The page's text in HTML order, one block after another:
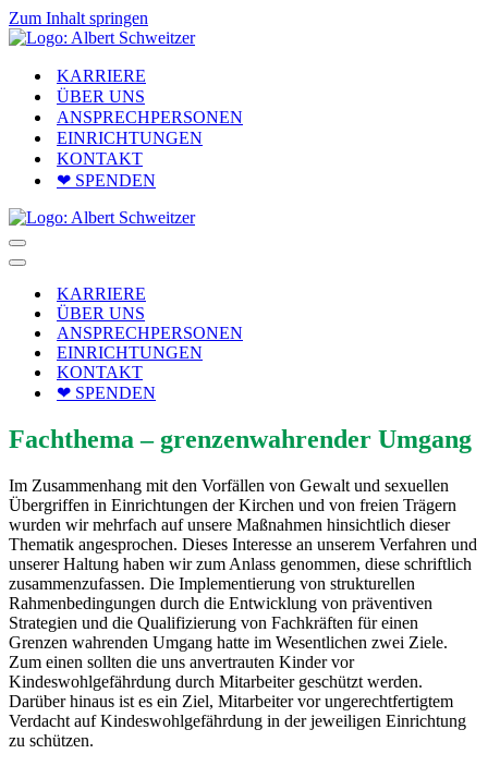
Zum Inhalt springen
KARRIERE
ÜBER UNS
ANSPRECHPERSONEN
EINRICHTUNGEN
KONTAKT
❤ SPENDEN
Navigationsmenü
Navigationsmenü
KARRIERE
ÜBER UNS
ANSPRECHPERSONEN
EINRICHTUNGEN
KONTAKT
❤ SPENDEN
Fachthema – grenzenwahrender Umgang
Im Zusammenhang mit den Vorfällen von Gewalt und sexuellen
Übergriffen in Einrichtungen der Kirchen und von freien Trägern
wurden wir mehrfach auf unsere Maßnahmen hinsichtlich dieser
Thematik angesprochen. Dieses Interesse an unserem Verfahren und
unserer Haltung haben wir zum Anlass genommen, diese schriftlich
zusammenzufassen. Die Implementierung von strukturellen
Rahmenbedingungen durch die Entwicklung von präventiven
Strategien und die Qualifizierung von Fachkräften für einen
Grenzen wahrenden Umgang hatte im Wesentlichen zwei Ziele.
Zum einen sollten die uns anvertrauten Kinder vor
Kindeswohlgefährdung durch Mitarbeiter geschützt werden.
Darüber hinaus ist es ein Ziel, Mitarbeiter vor ungerechtfertigtem
Verdacht auf Kindeswohlgefährdung in der jeweiligen Einrichtung
zu schützen.